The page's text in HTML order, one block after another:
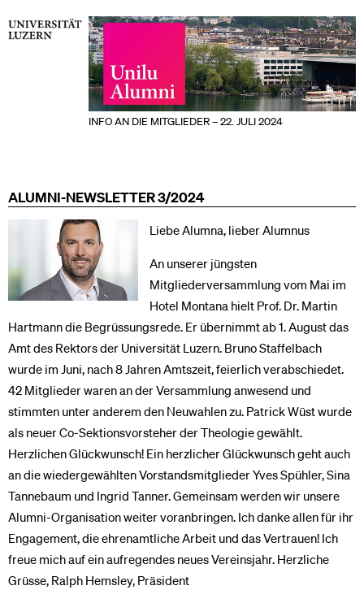
INFO AN DIE MITGLIEDER – 22. JULI 2024
ALUMNI-NEWSLETTER 3/2024
Liebe Alumna, lieber Alumnus
An unserer jüngsten
Mitgliederversammlung vom Mai im
Hotel Montana hielt Prof. Dr. Martin
Hartmann die Begrüssungsrede. Er übernimmt ab 1. August das
Amt des Rektors der Universität Luzern. Bruno Staffelbach
wurde im Juni, nach 8 Jahren Amtszeit, feierlich verabschiedet.
42 Mitglieder waren an der Versammlung anwesend und
stimmten unter anderem den Neuwahlen zu. Patrick Wüst wurde
als neuer Co-Sektionsvorsteher der Theologie gewählt.
Herzlichen Glückwunsch! Ein herzlicher Glückwunsch geht auch
an die wiedergewählten Vorstandsmitglieder Yves Spühler, Sina
Tannebaum und Ingrid Tanner. Gemeinsam werden wir unsere
Alumni-Organisation weiter voranbringen. Ich danke allen für ihr
Engagement, die ehrenamtliche Arbeit und das Vertrauen! Ich
freue mich auf ein aufregendes neues Vereinsjahr. Herzliche
Grüsse, Ralph Hemsley, Präsident